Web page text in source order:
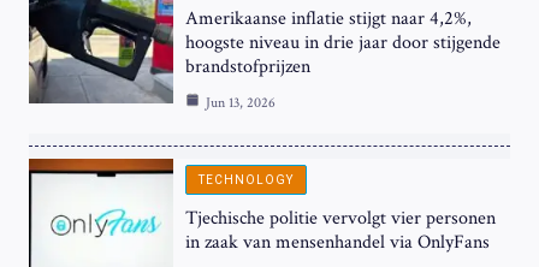
Amerikaanse inflatie stijgt naar 4,2%,
hoogste niveau in drie jaar door stijgende
brandstofprijzen
Jun 13, 2026
TECHNOLOGY
Tjechische politie vervolgt vier personen
in zaak van mensenhandel via OnlyFans